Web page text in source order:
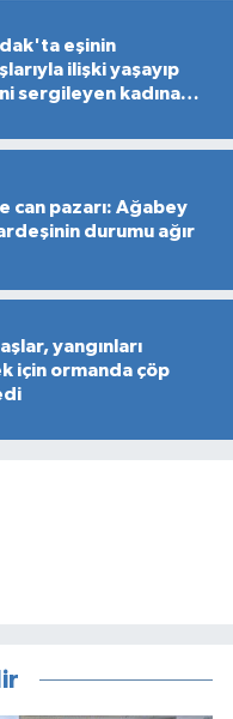
eşinin
ilişki yaşayıp
sergileyen kadına
can pazarı: Ağabey
durumu ağır
yangınları
için ormanda çöp